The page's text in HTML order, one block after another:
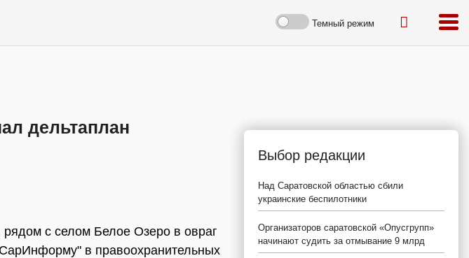
Темный режим
дельтаплан
с селом Белое Озеро в овраг
в правоохранительных
Выбор редакции
Над Саратовской областью сбили
украинские беспилотники
Организаторов саратовской «Опусгрупп»
начинают судить за отмывание 9 млрд